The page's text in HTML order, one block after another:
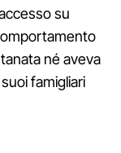
su
né aveva
famigliari